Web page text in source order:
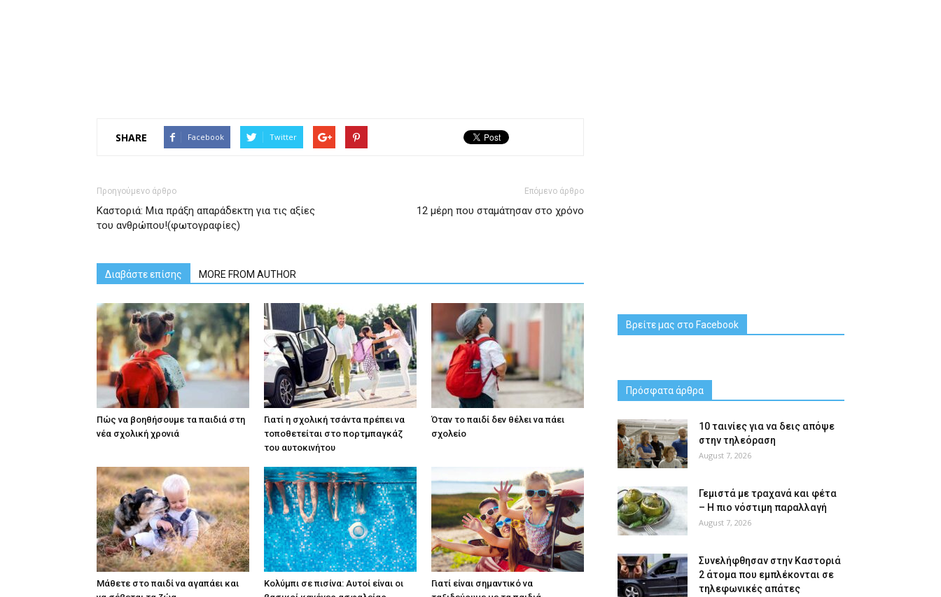
SHARE Facebook Twitter
Προηγούμενο άρθρο
Καστοριά: Μια πράξη απαράδεκτη για τις αξίες
του ανθρώπου!(φωτογραφίες)
Επόμενο άρθρο
12 μέρη που σταμάτησαν στο χρόνο
Διαβάστε επίσης MORE FROM AUTHOR
Πώς να βοηθήσουμε τα παιδιά στη
νέα σχολική χρονιά
Γιατί η σχολική τσάντα πρέπει να
τοποθετείται στο πορτμπαγκάζ
του αυτοκινήτου
Όταν το παιδί δεν θέλει να πάει
σχολείο
Μάθετε στο παιδί να αγαπάει και
Κολύμπι σε πισίνα: Αυτοί είναι οι
Γιατί είναι σημαντικό να
Βρείτε μας στο Facebook
Πρόσφατα άρθρα
10 ταινίες για να δεις απόψε
στην τηλεόραση
August 7, 2026
Γεμιστά με τραχανά και φέτα
– Η πιο νόστιμη παραλλαγή
August 7, 2026
Συνελήφθησαν στην Καστοριά
2 άτομα που εμπλέκονται σε
τηλεφωνικές απάτες